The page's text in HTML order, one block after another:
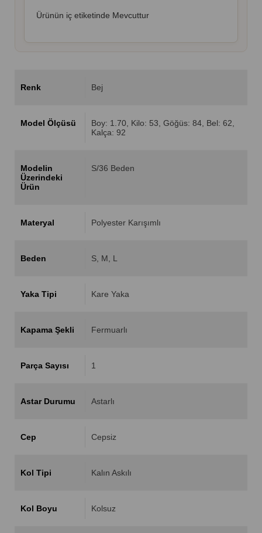
Ürünün iç etiketinde Mevcuttur
Renk Bej
Model Ölçüsü
Boy: 1.70, Kilo: 53, Göğüs: 84, Bel: 62,
Kalça: 92
Modelin
Üzerindeki
Ürün
S/36 Beden
Materyal Polyester Karışımlı
Beden S M L
Yaka Tipi Kare Yaka
Kapama Şekli Fermuarlı
Parça Sayısı 1
Astar Durumu Astarlı
Cep Cepsiz
Kol Tipi Kalın Askılı
Kol Boyu Kolsuz